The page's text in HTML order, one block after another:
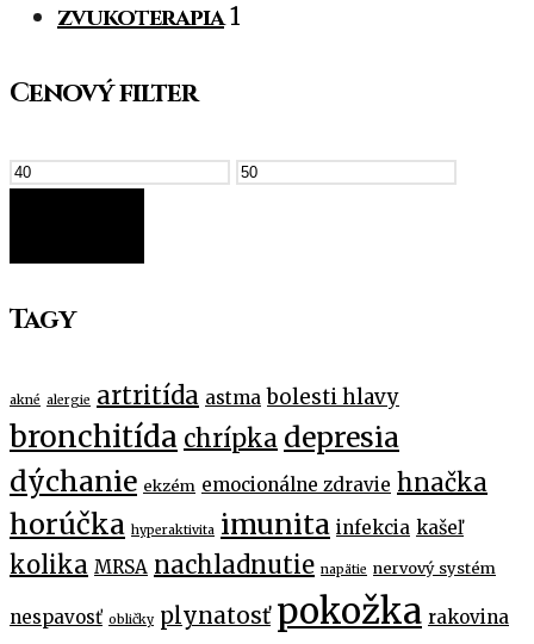
zvukoterapia 1
Cenový filter
Tagy
akné alergie artritída astma bolesti hlavy
bronchitída chrípka depresia
dýchanie ekzém emocionálne zdravie hnačka
horúčka hyperaktivita imunita infekcia kašeľ
kolika MRSA nachladnutie napätie nervový systém
nespavosť obličky plynatosť pokožka rakovina